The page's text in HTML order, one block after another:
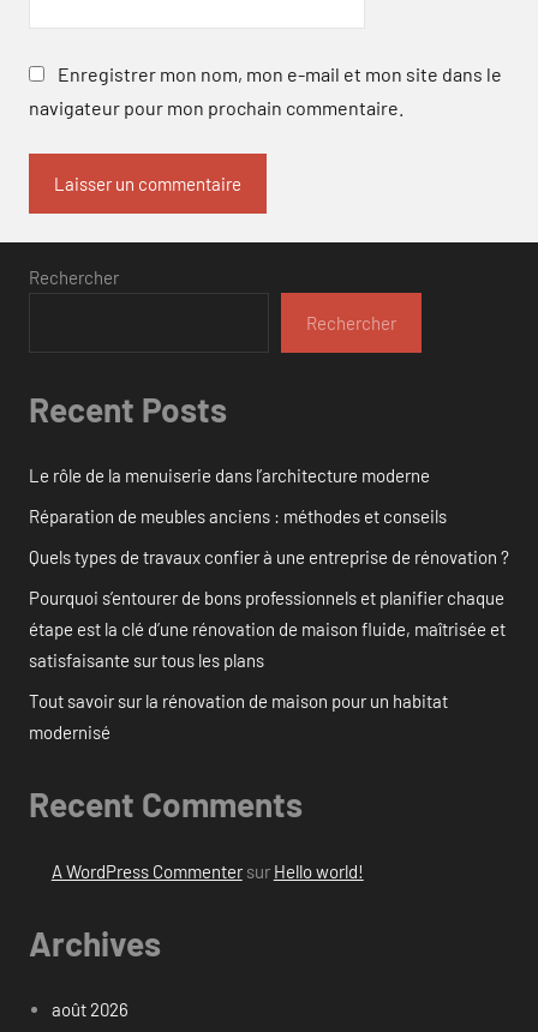
Enregistrer mon nom, mon e-mail et mon site dans le
navigateur pour mon prochain commentaire.
Rechercher
Rechercher
Recent Posts
Le rôle de la menuiserie dans l’architecture moderne
Réparation de meubles anciens : méthodes et conseils
Quels types de travaux confier à une entreprise de rénovation ?
Pourquoi s’entourer de bons professionnels et planifier chaque
étape est la clé d’une rénovation de maison fluide, maîtrisée et
satisfaisante sur tous les plans
Tout savoir sur la rénovation de maison pour un habitat
modernisé
Recent Comments
A WordPress Commentersur Hello world!
Archives
août 2026